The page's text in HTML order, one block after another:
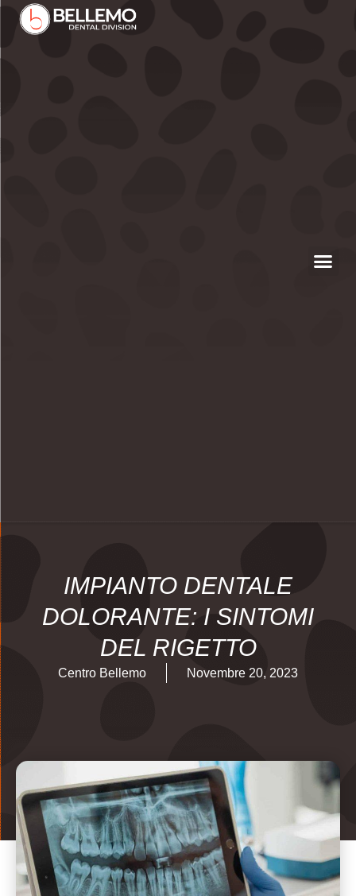
IMPIANTO DENTALE
DOLORANTE: I SINTOMI
DEL RIGETTO
Centro Bellemo Novembre 20, 2023